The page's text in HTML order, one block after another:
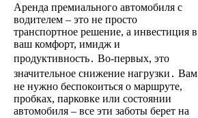
Аренда премиального автомобиля с
водителем – это не просто
транспортное решение, а инвестиция в
ваш комфорт, имидж и
продуктивность․ Во-первых, это
значительное снижение нагрузки․ Вам
не нужно беспокоиться о маршруте,
пробках, парковке или состоянии
автомобиля – все эти заботы берет на